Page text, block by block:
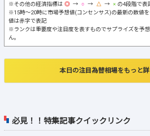
必見！！特集記事クイックリンク
※その他の経済指標は
→ → →
の4段階で表
※15時～20時に市場予想値(コンセンサス)の最新の数値
値は赤字で表記
※ランクは重要度や注目度を表すものでサプライズを予
ん。
本日の注目為替相場をもっと詳